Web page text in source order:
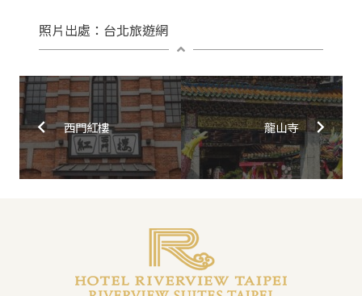
照片出處：台北旅遊網
西門紅樓 龍山寺